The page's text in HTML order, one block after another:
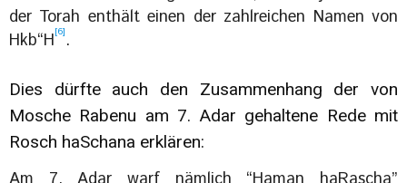
der Torah enthält einen der zahlreichen Namen von
Hkb“H[6] .
Dies dürfte auch den Zusammenhang der von
Mosche Rabenu am 7. Adar gehaltene Rede mit
Rosch haSchana erklären: